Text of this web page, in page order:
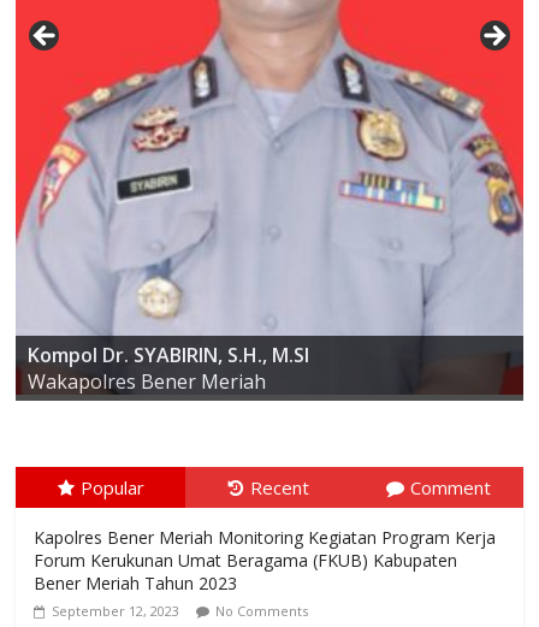
AKBP ARIS CAI DWI SUSANTO S.I.K., M.I.K
Kapolres Bener Meriah
Kompol Dr. SYABIRIN, S.H., M.SI
Wakapolres Bener Meriah
Popular Recent Comment
Kapolres Bener Meriah Monitoring Kegiatan Program Kerja
Forum Kerukunan Umat Beragama (FKUB) Kabupaten
Bener Meriah Tahun 2023
September 12, 2023 No Comments